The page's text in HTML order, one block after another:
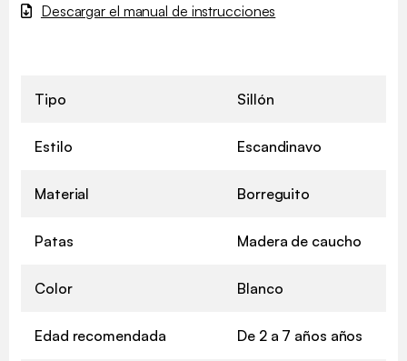
Descargar el manual de instrucciones
Tipo Sillón
Estilo Escandinavo
Material Borreguito
Patas Madera de caucho
Color Blanco
Edad recomendada De 2 a 7 años años